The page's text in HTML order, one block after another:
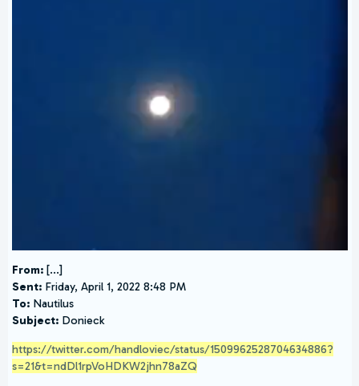
From: [...]
Sent: Friday, April 1, 2022 8:48 PM
To: Nautilus
Subject: Donieck
https://twitter.com/handloviec/status/1509962528704634886?
s=21&t=ndDl1rpVoHDKW2jhn78aZQ